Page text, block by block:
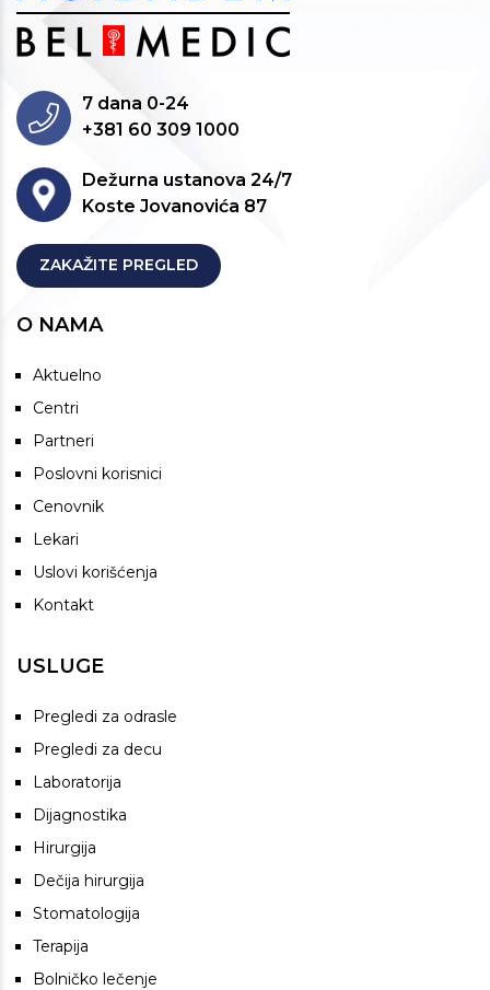
7 dana 0-24
+381 60 309 1000
Dežurna ustanova 24/7
Koste Jovanovića 87
ZAKAŽITE PREGLED
O NAMA
Aktuelno
Centri
Partneri
Poslovni korisnici
Cenovnik
Lekari
Uslovi korišćenja
Kontakt
USLUGE
Pregledi za odrasle
Pregledi za decu
Laboratorija
Dijagnostika
Hirurgija
Dečija hirurgija
Stomatologija
Terapija
Bolničko lečenje